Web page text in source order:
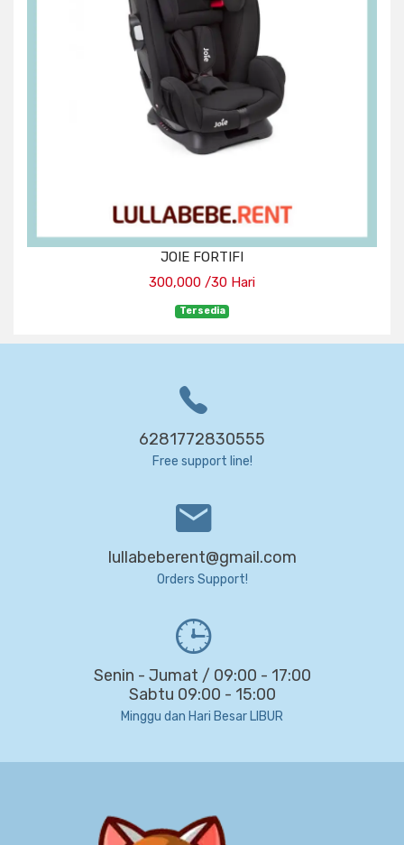
JOIE FORTIFI
300,000 /30 Hari
Tersedia
6281772830555
Free support line!
lullabeberent@gmail.com
Orders Support!
Senin - Jumat / 09:00 - 17:00
Sabtu 09:00 - 15:00
Minggu dan Hari Besar LIBUR